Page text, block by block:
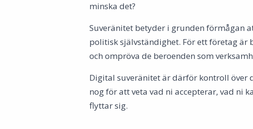
minska det?
Suveränitet betyder i grunden förmågan
politisk självständighet. För ett företag är
och ompröva de beroenden som
Digital suveränitet är därför kontroll över
nog för att veta vad ni accepterar, vad ni
flyttar sig.